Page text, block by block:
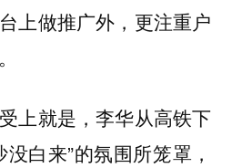
上做推广外，更注重户
上就是，李华从高铁下
白来”的氛围所笼罩，